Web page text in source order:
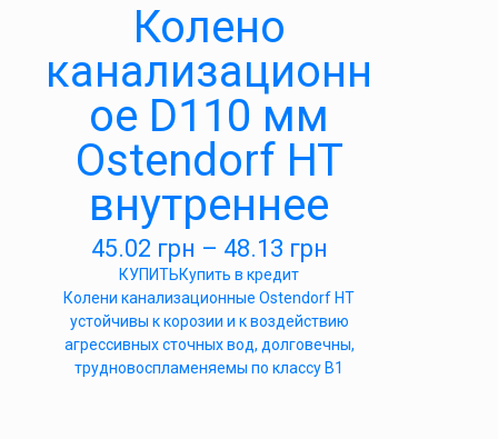
Колено
канализационн
ое D110 мм
Ostendorf HT
внутреннее
45.02 грн – 48.13 грн
КУПИТЬКупить в кредит
Колени канализационные Ostendorf HT
устойчивы к корозии и к воздействию
агрессивных сточных вод, долговечны,
трудновоспламеняемы по классу B1